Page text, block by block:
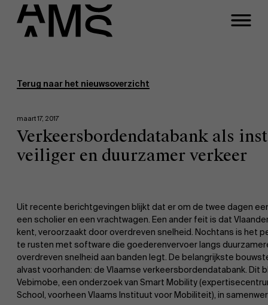
Part-time programma's
Faculty
Terug naar het nieuwsoverzicht
maart 17, 2017
Verkeersbordendatabank als
veiliger en duurzamer verkeer
Uit recente berichtgevingen blijkt dat er om de twee dagen
een scholier en een vrachtwagen. Een ander feit is dat
kent, veroorzaakt door overdreven snelheid. Nochtans is het
te rusten met software die goederenvervoer langs
overdreven snelheid aan banden legt. De belangrijkste
alvast voorhanden: de Vlaamse verkeersbordendatabank. Dit
Vebimobe, een onderzoek van Smart Mobility
School, voorheen Vlaams Instituut voor Mobiliteit), in